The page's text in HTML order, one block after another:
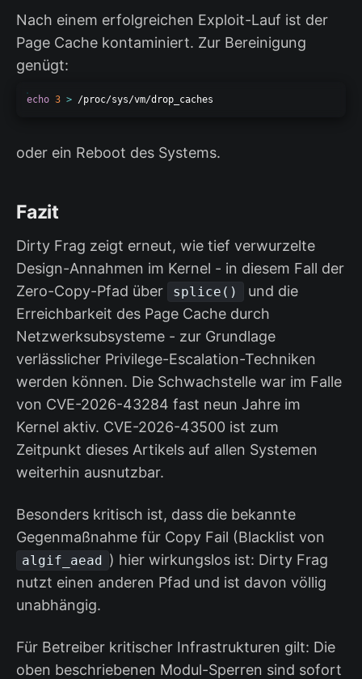
Nach einem erfolgreichen Exploit-Lauf ist der
Page Cache kontaminiert. Zur Bereinigung
genügt:
echo 3 >
oder ein Reboot des Systems.
Fazit
Dirty Frag zeigt erneut, wie tief verwurzelte
Design-Annahmen im Kernel - in diesem Fall der
Zero-Copy-Pfad über
splice()
und die
Erreichbarkeit des Page Cache durch
Netzwerksubsysteme - zur Grundlage
verlässlicher Privilege-Escalation-Techniken
werden können. Die Schwachstelle war im Falle
von CVE-2026-43284 fast neun Jahre im
Kernel aktiv. CVE-2026-43500 ist zum
Zeitpunkt dieses Artikels auf allen Systemen
weiterhin ausnutzbar.
Besonders kritisch ist, dass die bekannte
Gegenmaßnahme für Copy Fail (Blacklist von
algif_aead ) hier wirkungslos ist: Dirty Frag
nutzt einen anderen Pfad und ist davon völlig
unabhängig.
Für Betreiber kritischer Infrastrukturen gilt: Die
oben beschriebenen Modul-Sperren sind sofort